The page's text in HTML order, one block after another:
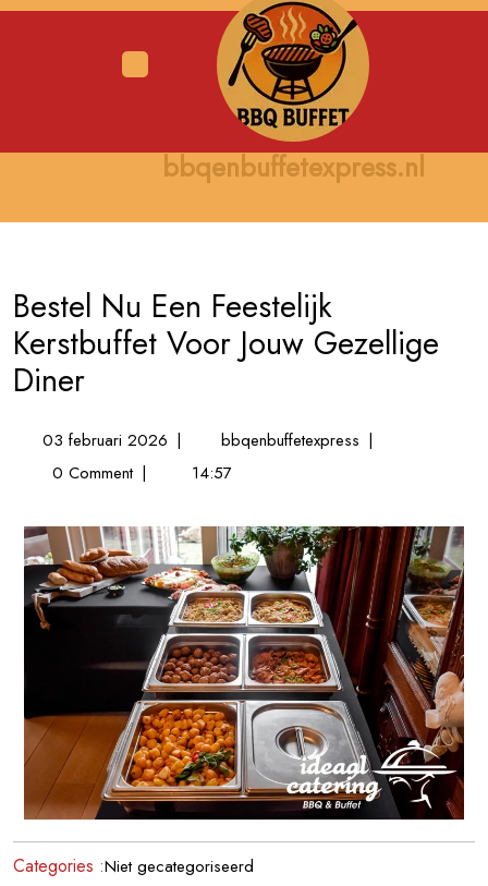
Skip
bbqenbuffetexpress.nl
Bestel Nu Een Feestelijk
Kerstbuffet Voor Jouw Gezellige
Diner
03 februari 202603
februari
| bbqenbuffetexpressBestel
Kerstbuffet
Voor
Jouw
Gezellige
Diner
|
0 Comment | 14:57
Categories :Niet gecategoriseerd